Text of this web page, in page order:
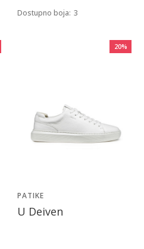
Dostupno boja: 3
20%
PATIKE
U Deiven